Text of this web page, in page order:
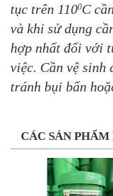
tục trên 1100C
và khi sử dụng
hợp nhất đối với
việc. Cần vệ sinh
tránh bụi bẩn
CÁC SẢN